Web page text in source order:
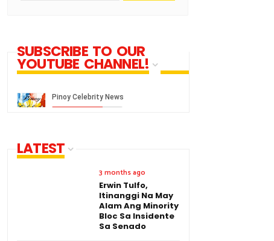
SUBSCRIBE TO OUR
YOUTUBE CHANNEL!
LATEST
3 months ago
Erwin Tulfo,
Itinanggi Na May
Alam Ang Minority
Bloc Sa Insidente
Sa Senado